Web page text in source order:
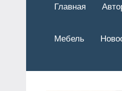
Главная
Мебель